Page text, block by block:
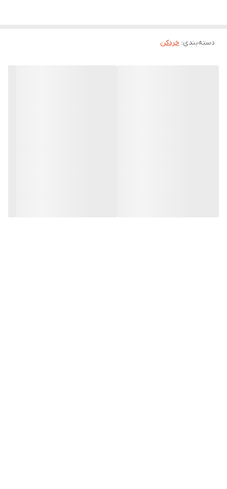
دسته‌بندی: خردکن